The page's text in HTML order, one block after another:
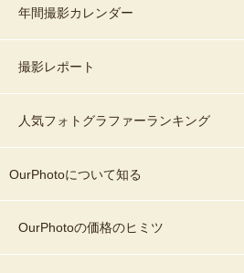
年間撮影カレンダー
撮影レポート
人気フォトグラファーランキング
OurPhotoについて知る
OurPhotoの価格のヒミツ